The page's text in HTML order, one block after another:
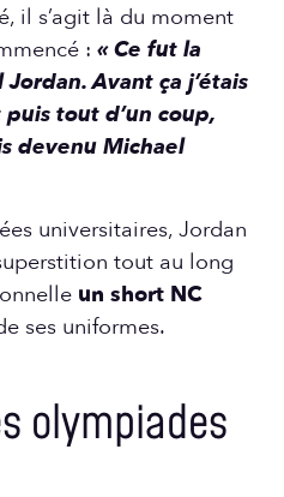
il s’agit là du moment
: « Ce fut la
Avant ça j’étais
tout d’un coup,
devenu Michael
universitaires, Jordan
tout au long
un short NC
ses uniformes.
olympiades